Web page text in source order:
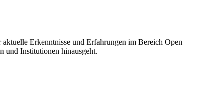
Erkenntnisse und Erfahrungen im Bereich Open
und Institutionen hinausgeht.